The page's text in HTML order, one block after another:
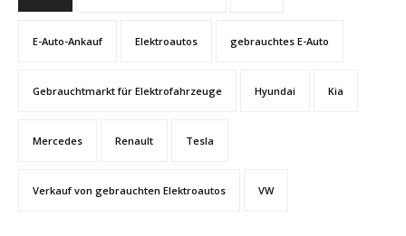
E-Auto-Ankauf Elektroautos gebrauchtes E-Auto
Gebrauchtmarkt für Elektrofahrzeuge Hyundai Kia
Mercedes Renault Tesla
Verkauf von gebrauchten Elektroautos VW